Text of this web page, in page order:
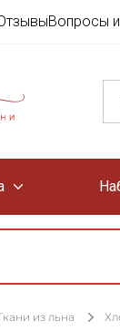
Вопросы
из льна